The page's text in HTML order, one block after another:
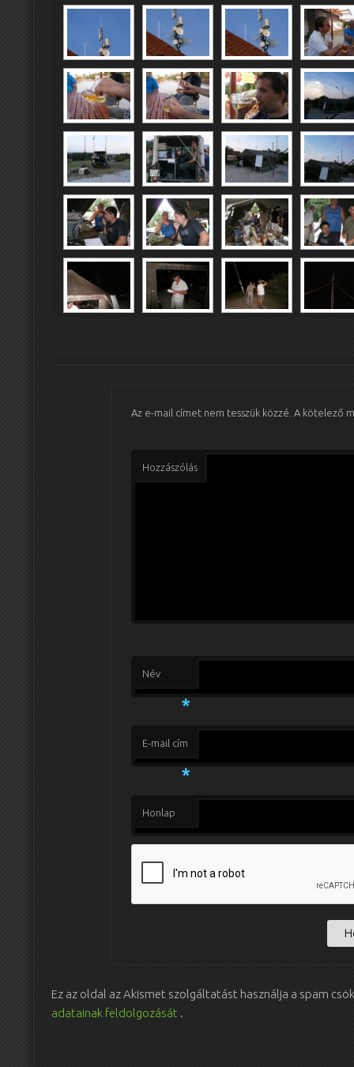
Az e-mail címet nem tesszük közzé. A kötelező
Hozzászólás
Név
*
E-mail cím
*
Honlap
Ez az oldal az Akismet szolgáltatást használja a spam
adatainak feldolgozását .